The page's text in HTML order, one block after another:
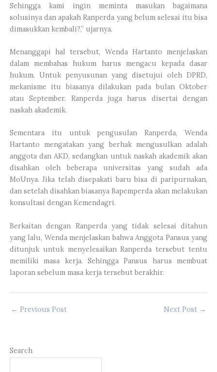
Sehingga kami ingin meminta masukan bagaimana
solusinya dan apakah Ranperda yang belum selesai itu bisa
dimasukkan kembali?,” ujarnya.
Menanggapi hal tersebut, Wenda Hartanto menjelaskan
dalam membahas hukum harus mengacu kepada dasar
hukum. Untuk penyusunan yang disetujui oleh DPRD,
mekanisme itu biasanya dilakukan pada bulan Oktober
atau September. Ranperda juga harus disertai dengan
naskah akademik.
Sementara itu untuk pengusulan Ranperda, Wenda
Hartanto mengatakan yang berhak mengusulkan adalah
anggota dan AKD, sedangkan untuk naskah akademik akan
disahkan oleh beberapa universitas yang sudah ada
MoUnya. Jika telah disepakati baru bisa di paripurnakan,
dan setelah disahkan biasanya Bapemperda akan melakukan
konsultasi dengan Kemendagri.
Berkaitan dengan Ranperda yang tidak selesai ditahun
yang lalu, Wenda menjelaskan bahwa Anggota Pansus yang
ditunjuk untuk menyelesaikan Ranperda tersebut tentu
memiliki masa kerja. Sehingga Pansus harus membuat
laporan sebelum masa kerja tersebut berakhir.
← Previous Post Next Post →
Search